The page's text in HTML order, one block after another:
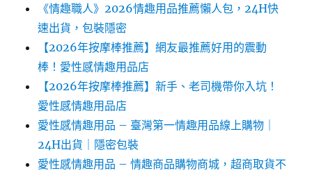
《情趣職人》2026情趣用品推薦懶人包，24H快
速出貨，包裝隱密
【2026年按摩棒推薦】網友最推薦好用的震動
棒！愛性感情趣用品店
【2026年按摩棒推薦】新手、老司機帶你入坑！
愛性感情趣用品店
愛性感情趣用品 – 臺灣第一情趣用品線上購物｜
24H出貨｜隱密包裝
愛性感情趣用品 – 情趣商品購物商城，超商取貨不